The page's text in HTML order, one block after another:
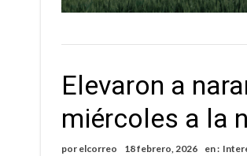
Elevaron a
miércoles a la
por elcorreo 18 febrero, 2026 en :